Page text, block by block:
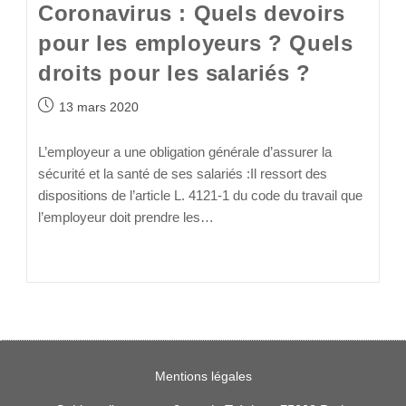
Coronavirus : Quels devoirs
pour les employeurs ? Quels
droits pour les salariés ?
13 mars 2020
L’employeur a une obligation générale d’assurer la
sécurité et la santé de ses salariés :Il ressort des
dispositions de l’article L. 4121-1 du code du travail que
l’employeur doit prendre les…
Mentions légales